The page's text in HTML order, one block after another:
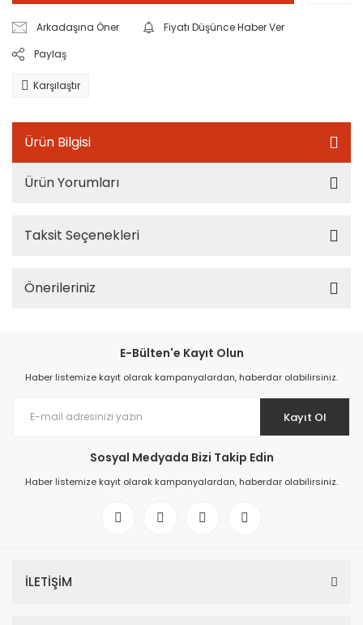
Arkadaşına Öner
Fiyatı Düşünce Haber Ver
Paylaş
Karşılaştır
Ürün Bilgisi
Ürün Yorumları
Taksit Seçenekleri
Önerileriniz
E-Bülten'e Kayıt Olun
Haber listemize kayıt olarak kampanyalardan, haberdar olabilirsiniz.
Kayıt Ol
Sosyal Medyada Bizi Takip Edin
Haber listemize kayıt olarak kampanyalardan, haberdar olabilirsiniz.
İLETİŞİM